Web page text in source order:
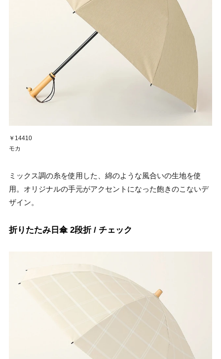
￥14410
モカ
ミックス調の糸を使用した、綿のような風合いの生地を使
用。オリジナルの手元がアクセントになった飽きのこないデ
ザイン。
折りたたみ日傘 2段折 / チェック